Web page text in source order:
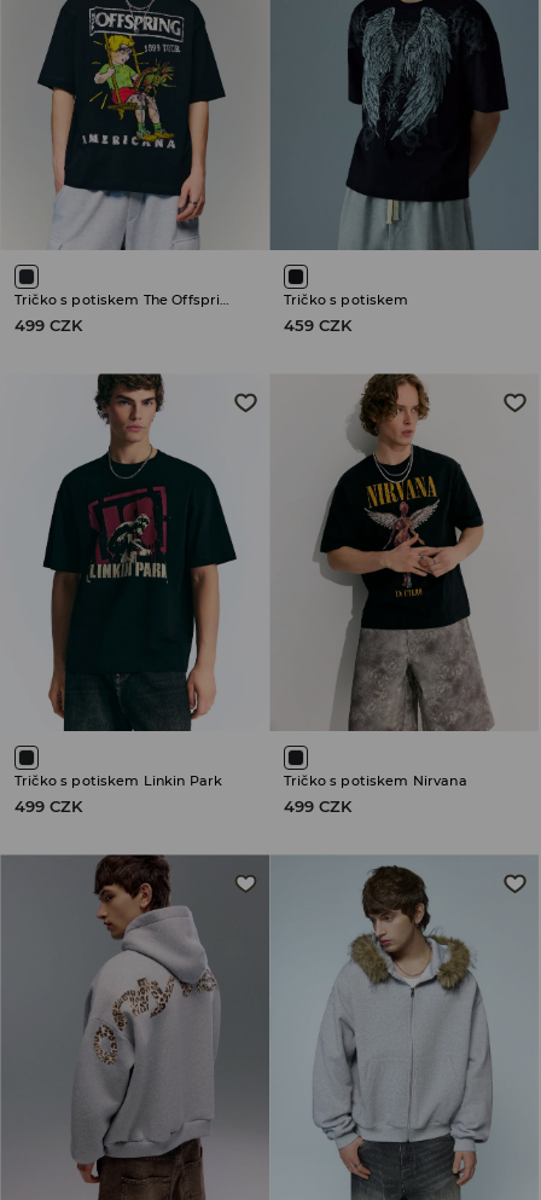
499 CZK
Tričko s potiskem
459 CZK
Tričko s potiskem Linkin Park
499 CZK
Tričko s potiskem Nirvana
499 CZK